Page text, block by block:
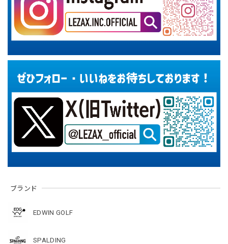
ブランド
EDWIN GOLF
SPALDING